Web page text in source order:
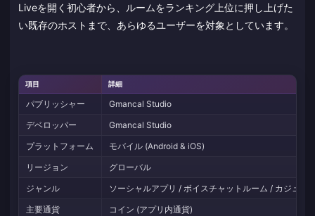
Liveを開く初心者から、ルームをランキング上位に押し上げた
い既存のホストまで、あらゆるユーザーを対象としています。
項目 詳細
パブリッシャー
Gmancal Studio
デベロッパー
Gmancal Studio
プラットフォーム
モバイル (Android & iOS)
リージョン
グローバル
ジャンル
ソーシャルアプリ / ボイスチャットルーム / カジュア
主要通貨
コイン (アプリ内通貨)